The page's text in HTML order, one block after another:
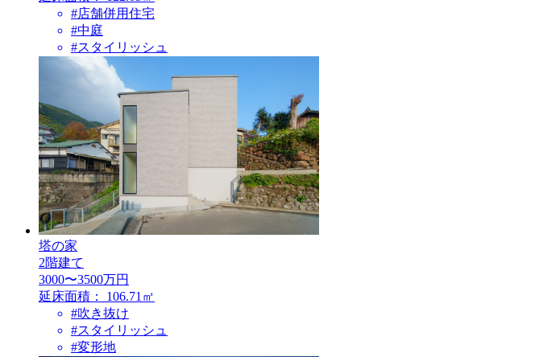
#店舗併用住宅
#中庭
#スタイリッシュ
塔の家
2階建て
3000〜3500万円
延床面積：
106.71㎡
#吹き抜け
#スタイリッシュ
#変形地